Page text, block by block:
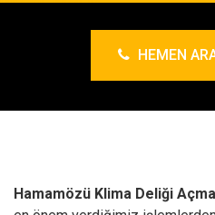
HEMEN
Hamamözü Klima Deliği Açma